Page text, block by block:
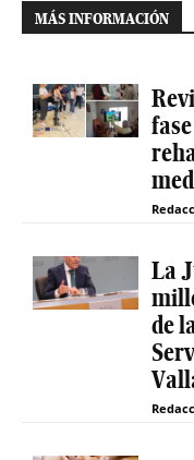
MÁS INFORMACIÓN
La
de